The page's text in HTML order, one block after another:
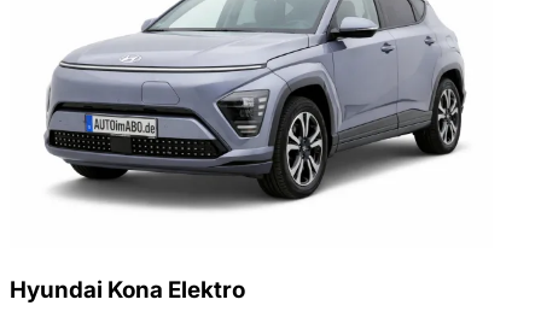
Hyundai Kona Elektro